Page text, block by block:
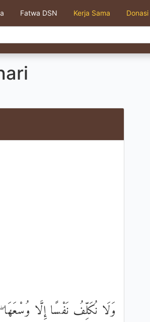
Fatwa DSN Kerja Sama Donasi
وَلَا نُكَلِّفُ نَفْسًا إِلَّا